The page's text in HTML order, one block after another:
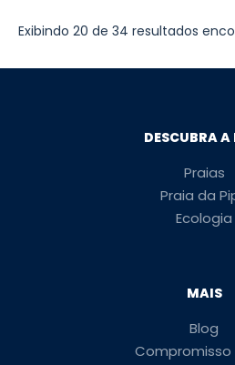
Exibindo 20 de 34 resultados
DESCUBRA A
Praias
Praia da
Ecologia
MAIS
Blog
Compromisso